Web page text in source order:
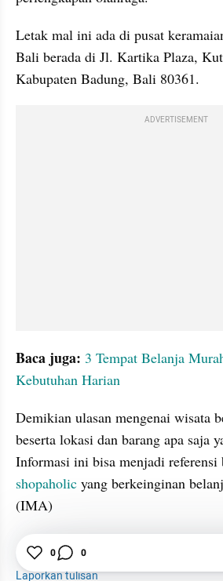
Letak mal ini ada di pusat
Bali berada di Jl. Kartika Plaza,
Kabupaten Badung, Bali 80361.
ADVERTISEMENT
Baca juga: 3 Tempat Belanja
Kebutuhan Harian
Demikian ulasan mengenai wisata
beserta lokasi dan barang apa saja
shopaholic yang berkeinginan
(IMA)
Wisata Belanja
Laporkan tulisan
0 0